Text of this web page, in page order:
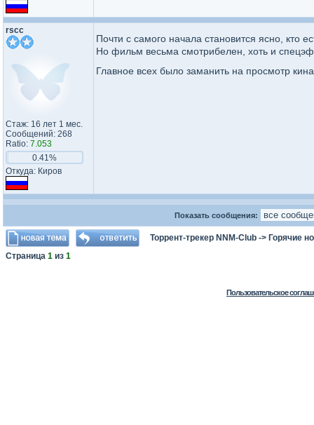
rscc
Стаж: 16 лет 1 мес.
Сообщений: 268
Ratio: 7.053
0.41%
Откуда: Киров
Почти с самого начала становится ясно, кто
Но фильм весьма смотрибелен, хоть и
Главное всех было заманить на просмотр
Показать сообщения:
Торрент-трекер NNM-Club -> Горячие
Страница 1 из 1
Пользовательское